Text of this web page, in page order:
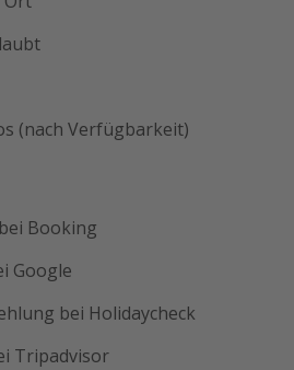
(nach Verfügbarkeit)
Booking
Google
bei Holidaycheck
Tripadvisor